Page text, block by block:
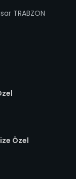
TRABZON
Özel